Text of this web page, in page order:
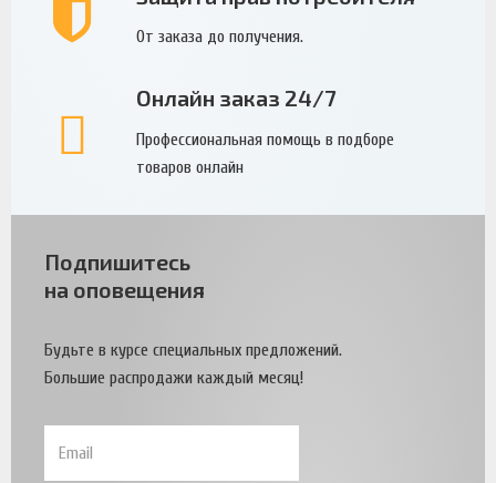
От заказа до получения.
Онлайн заказ 24/7
Профессиональная помощь в подборе
товаров онлайн
Подпишитесь
на оповещения
Будьте в курсе специальных предложений.
Большие распродажи каждый месяц!